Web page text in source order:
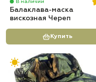
В наличии
Балаклава-маска
вискозная Череп
Купить